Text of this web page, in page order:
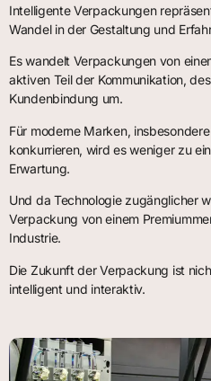
Intelligente Verpackungen
Wandel in der Gestaltung und
Es wandelt Verpackungen von
aktiven Teil der Kommunikation,
Kundenbindung um.
Für moderne Marken,
konkurrieren, wird es weniger zu
Erwartung.
Und da Technologie zugänglicher
Verpackung von einem
Industrie.
Die Zukunft der Verpackung ist
intelligent und interaktiv.